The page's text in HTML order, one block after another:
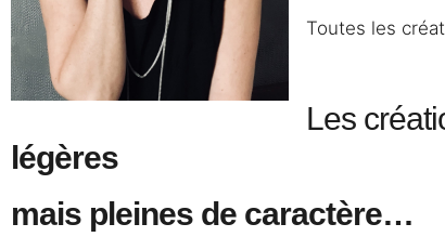
Toutes les
Les
légères
mais pleines de caractère…